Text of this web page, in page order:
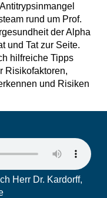
rund um Prof.
der Alpha
und Tat zur Seite.
hilfreiche Tipps
Risikofaktoren,
und Risiken
Herr Dr. Kardorff,